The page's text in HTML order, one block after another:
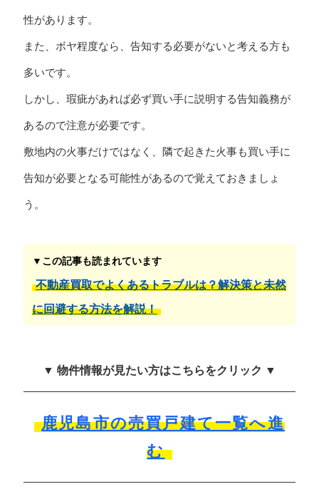
性があります。
また、ボヤ程度なら、告知する必要がないと考える方も
多いです。
しかし、瑕疵があれば必ず買い手に説明する告知義務が
あるので注意が必要です。
敷地内の火事だけではなく、隣で起きた火事も買い手に
告知が必要となる可能性があるので覚えておきましょ
う。
▼この記事も読まれています
不動産買取でよくあるトラブルは？解決策と未然
に回避する方法を解説！
▼ 物件情報が見たい方はこちらをクリック ▼
鹿児島市の売買戸建て一覧へ進
む